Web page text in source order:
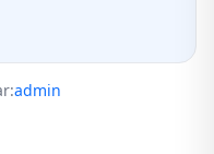
admin